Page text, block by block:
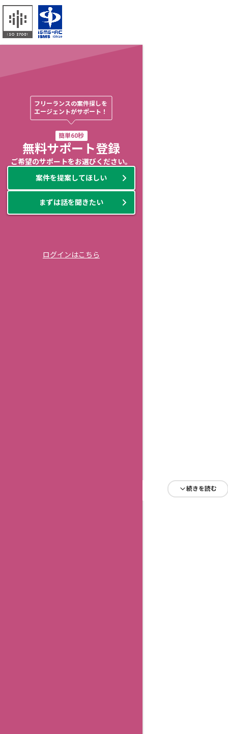
続きを読む
続きを読む
続きを読む
続きを読む
続きを読む
続きを読む
続きを読む
続きを読む
続きを読む
続きを読む
続きを読む
続きを読む
続きを読む
続きを読む
続きを読む
続きを読む
続きを読む
続きを読む
続きを読む
続きを読む
フリーランスの案件探しを
エージェントがサポート！
簡単60秒
無料サポート登録
ご希望のサポートをお選びください。
案件を提案してほしい
まずは話を聞きたい
ログインはこちら